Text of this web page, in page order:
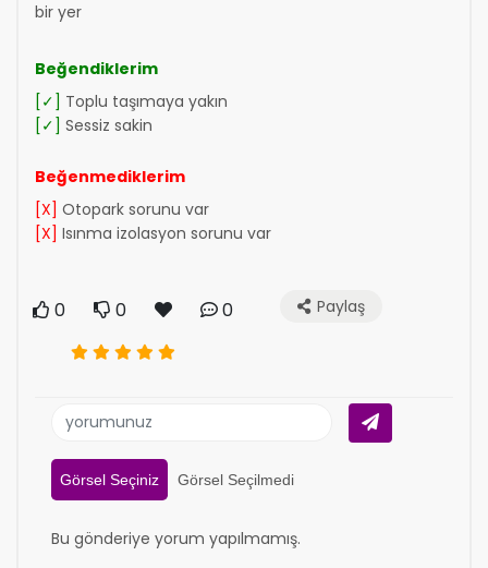
bir yer
Beğendiklerim
[✓] Toplu taşımaya yakın
[✓] Sessiz sakin
Beğenmediklerim
[X] Otopark sorunu var
[X] Isınma izolasyon sorunu var
0 0 0 Paylaş
Görsel Seçiniz Görsel Seçilmedi
Bu gönderiye yorum yapılmamış.